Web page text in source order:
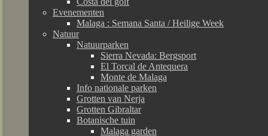
Evenementen
Malaga : Semana Santa / Heilige Week
Natuur
Natuurparken
Sierra Nevada: Bergsport
El Torcal de Antequera
Monte de Malaga
Info nationale parken
Grotten van Nerja
Grotten Gibraltar
Botanische tuin
Malaga garden